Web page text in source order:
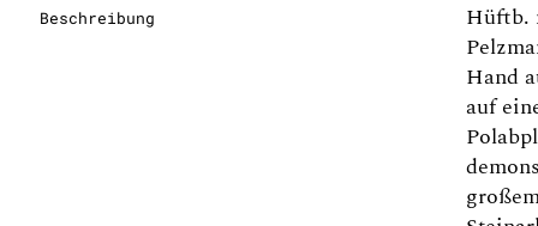
Beschreibung
Hüftb.
Hand
auf